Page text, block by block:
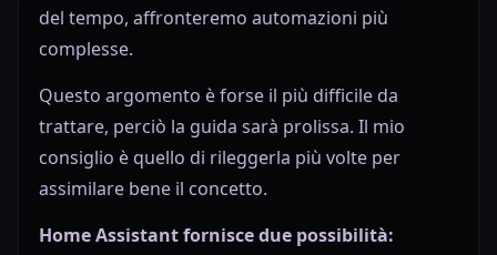
del tempo, affronteremo automazioni più
complesse.
Questo argomento è forse il più difficile da
trattare, perciò la guida sarà prolissa. Il mio
consiglio è quello di rileggerla più volte per
assimilare bene il concetto.
Home Assistant fornisce due possibilità: